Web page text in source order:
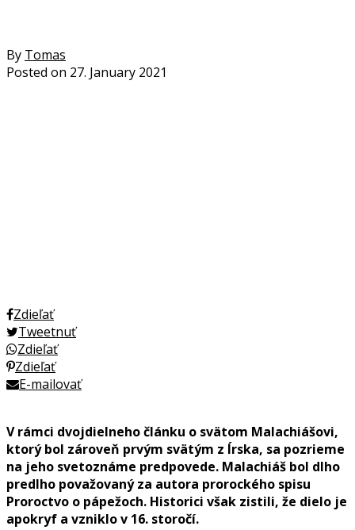
By Tomas
Posted on 27. January 2021
Zdieľať
Tweetnuť
Zdieľať
Zdieľať
E-mailovať
V rámci dvojdielneho článku o svätom Malachiášovi,
ktorý bol zároveň prvým svätým z Írska, sa pozrieme
na jeho svetoznáme predpovede. Malachiáš bol dlho
predlho považovaný za autora prorockého spisu
Proroctvo o pápežoch. Historici však zistili, že dielo je
apokryf a vzniklo v 16. storočí.